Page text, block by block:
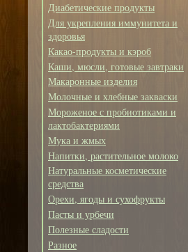
Диабетические продукты
Для укрепления иммунитета и
здоровья
Какао-продукты и кэроб
Каши, мюсли, готовые завтраки
Макаронные изделия
Молочные и хлебные закваски
Мороженое с пробиотиками и
лактобактериями
Мука и жмых
Напитки, растительное молоко
Натуральные косметические
средства
Орехи, ягоды и сухофрукты
Пасты и урбечи
Полезные сладости
Разное